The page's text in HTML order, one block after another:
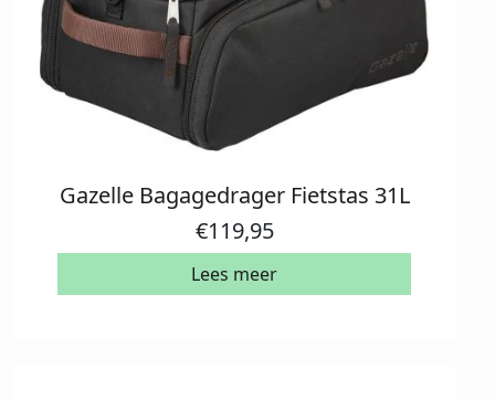
Gazelle Bagagedrager Fietstas 31L
€119,95
Lees meer